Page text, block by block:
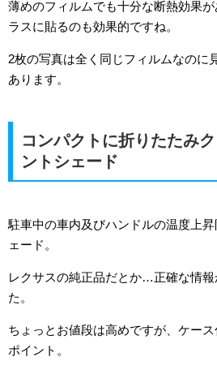
薄めのフィルムでも十分な断熱効果
ラスに貼るのも効果的ですね。
2枚の写真は全く同じフィルムなのに
あります。
コンパクトに折りたたみ
ントシェード
駐車中の車内及びハンドルの温度上
ェード。
レクサスの純正品だとか…正確な情
た。
ちょっとお値段は高めですが、ケー
ポイント。